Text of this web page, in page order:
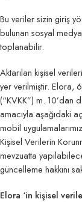
Bu veriler sizin giriş
bulunan sosyal
toplanabilir.
Aktarılan kişisel
yer verilmiştir. Elora,
(“KVKK”) m. 10’dan
amacıyla aşağıdaki
mobil
Kişisel Verilerin
mevzuatta
güncelleme hakkını
Elora ‘in kişisel